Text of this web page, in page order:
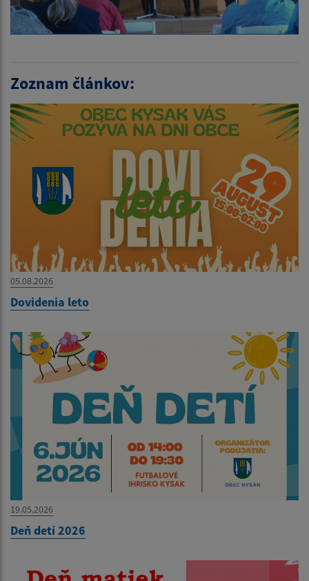
Zoznam článkov:
05.08.2026
Dovidenia leto
19.05.2026
Deň detí 2026